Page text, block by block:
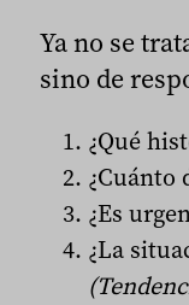
Ya no se
sino de
¿Qué
¿Cuánto
¿Es
¿La